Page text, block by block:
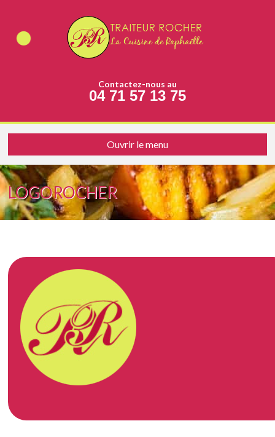
Contactez-nous au
04 71 57 13 75
Ouvrir le menu
LOGOROCHER